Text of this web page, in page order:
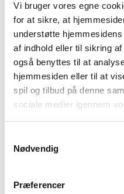
Vi bruger vores egne
for at sikre, at
understøtte
af indhold eller til sikring
også benyttes til at
hjemmesiden eller til at
spil og tilbud på denne
sociale medier igennem
Du kan læse mere om
"Detaljer" eller ved at
Nødvendig
Præferencer